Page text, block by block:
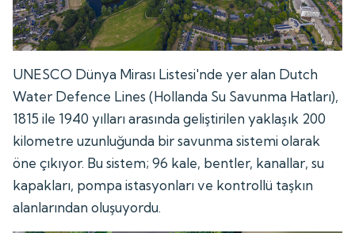
UNESCO Dünya Mirası Listesi'nde yer alan Dutch
Water Defence Lines (Hollanda Su Savunma Hatları),
1815 ile 1940 yılları arasında geliştirilen yaklaşık 200
kilometre uzunluğunda bir savunma sistemi olarak
öne çıkıyor. Bu sistem; 96 kale, bentler, kanallar, su
kapakları, pompa istasyonları ve kontrollü taşkın
alanlarından oluşuyordu.